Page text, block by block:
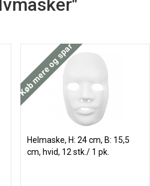
Køb mere og spar
Helmaske, H: 24 cm, B: 15,5
cm, hvid, 12 stk./ 1 pk.